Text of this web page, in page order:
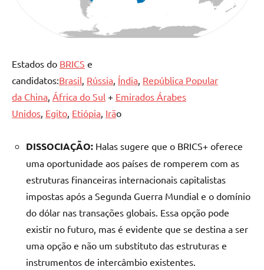
Estados do BRICS e
candidatos:Brasil Rússia Índia República Popular
da China África do Sul + Emirados Árabes
Unidos Egito Etiópia Irão
DISSOCIAÇÃO: Halas sugere que o BRICS+ oferece
uma oportunidade aos países de romperem com as
estruturas financeiras internacionais capitalistas
impostas após a Segunda Guerra Mundial e o domínio
do dólar nas transações globais. Essa opção pode
existir no futuro, mas é evidente que se destina a ser
uma opção e não um substituto das estruturas e
instrumentos de intercâmbio existentes.